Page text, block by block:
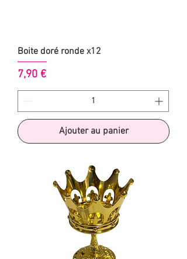
Boite doré ronde x12
Prix
7,90 €
Ajouter au panier